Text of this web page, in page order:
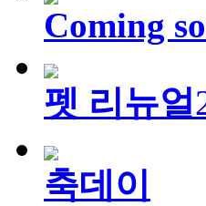
Coming
펫 리뉴얼
축데이